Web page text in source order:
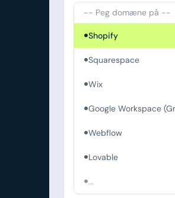
-- Peg domæne på --
Shopify
Squarespace
Wix
Google Workspace
Webflow
Lovable
...